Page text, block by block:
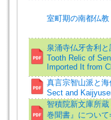
室町期の南都仏教
泉涌寺仏牙舎利
Tooth Relic of
Imported It from
真言宗智山派と
Sect and
智積院新文庫所
巻聞書』につい